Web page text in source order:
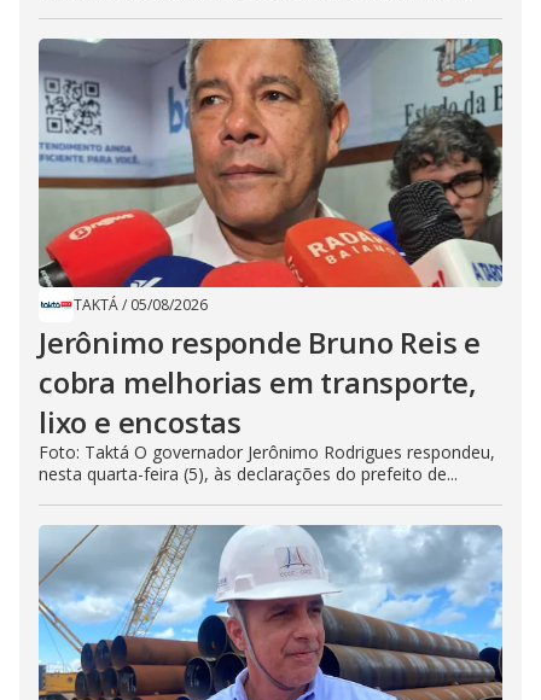
TAKTÁ/ 05/08/2026
Jerônimo responde Bruno Reis e
cobra melhorias em transporte,
lixo e encostas
Foto: Taktá O governador Jerônimo Rodrigues respondeu,
nesta quarta-feira (5), às declarações do prefeito de...